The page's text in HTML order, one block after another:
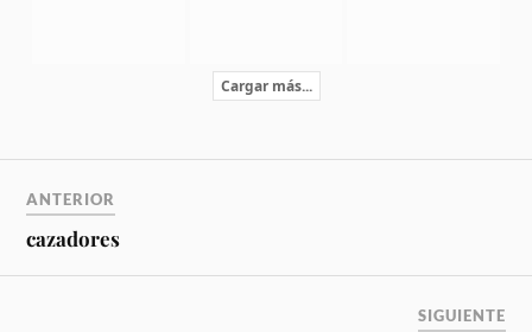
Cargar más...
ANTERIOR
cazadores
SIGUIENTE